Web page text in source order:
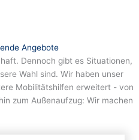
Angebote
Dennoch gibt es Situationen,
Wahl sind. Wir haben unser
Mobilitätshilfen erweitert - von
zum Außenaufzug: Wir machen